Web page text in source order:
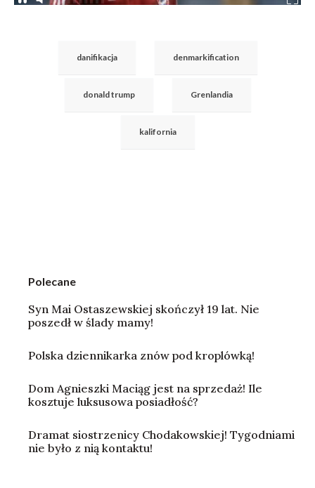
danifikacja denmarkification
donald trump Grenlandia
kalifornia
Polecane
Syn Mai Ostaszewskiej skończył 19 lat. Nie
poszedł w ślady mamy!
Polska dziennikarka znów pod kroplówką!
Dom Agnieszki Maciąg jest na sprzedaż! Ile
kosztuje luksusowa posiadłość?
Dramat siostrzenicy Chodakowskiej! Tygodniami
nie było z nią kontaktu!